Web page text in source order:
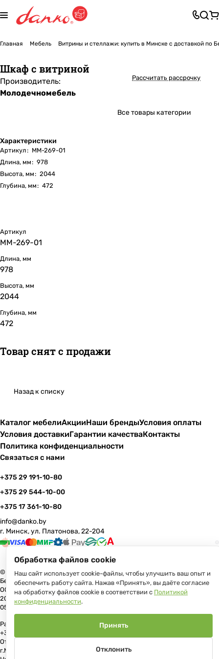
Главная Мебель Витрины и стеллажи: купить в Минске с доставкой по
Шкаф с витриной
Производитель:
Молодечномебель
Характеристики
Артикул: ММ-269-01
Длина, мм: 978
Высота, мм: 2044
Глубина, мм: 472
Рассчитать рассрочку
Все товары категории
Артикул
ММ-269-01
Длина, мм
978
Высота, мм
2044
Глубина, мм
472
Товар снят с продажи
Назад к списку
Каталог мебелиАкцииНаши брендыУсловия оплаты
Условия доставкиГарантии качестваКонтакты
Политика конфиденциальности
Связаться с нами
+375 29 191-10-80
+375 29 544-10-00
+375 17 361-10-80
info@danko.by
г. Минск, ул. Платонова, 22-204
© 2026 Данко Бай: качественная мебель с оперативной доставкой по
Беларуси
ООО «Гранд Парк», юр.адрес: 220005, Минск, ул. Платонова, 22, пом.
204 В торговом реестре с 17 июля 2013 г. Регистрация №191081534,
05.11.2008, Мингорисполком.
Рассмотрение обращений потребителей, телефон +375 (17) 361-10-80,
+375 (29) 191-10-80, +375 (29) 544-10-00, e-mail: info@danko.by
Отдел торговли и услуг Администрации Первомайского района
г.Минска: тел. +375(17)215-14-65, Начальник отдела: Жакович Юлия
Обработка файлов cookie
Наш сайт использует cookie-файлы, чтобы улучшить ваш опыт и
обеспечить работу сайта. Нажав «Принять», вы даёте согласие
на обработку файлов cookie в соответствии с Политикой
конфиденциальности.
Отклонить
Принять